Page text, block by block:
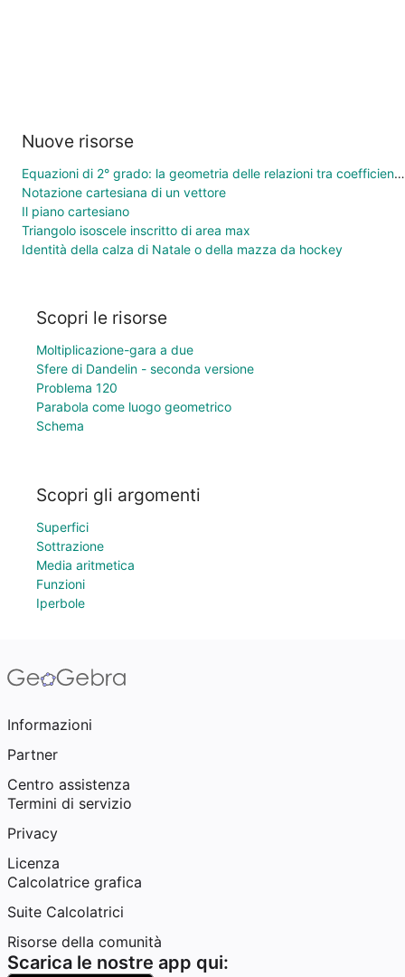
Nuove risorse
Equazioni di 2° grado: la geometria delle relazioni tra coefficienti e soluzioni
Notazione cartesiana di un vettore
Il piano cartesiano
Triangolo isoscele inscritto di area max
Identità della calza di Natale o della mazza da hockey
Scopri le risorse
Moltiplicazione-gara a due
Sfere di Dandelin - seconda versione
Problema 120
Parabola come luogo geometrico
Schema
Scopri gli argomenti
Superfici
Sottrazione
Media aritmetica
Funzioni
Iperbole
Informazioni
Partner
Centro assistenza
Termini di servizio
Privacy
Licenza
Calcolatrice grafica
Suite Calcolatrici
Risorse della comunità
Scarica le nostre app qui: